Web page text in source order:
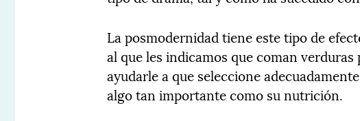
La posmodernidad tiene este tipo de
al que les indicamos que coman
ayudarle a que seleccione
algo tan importante como su nutrición.